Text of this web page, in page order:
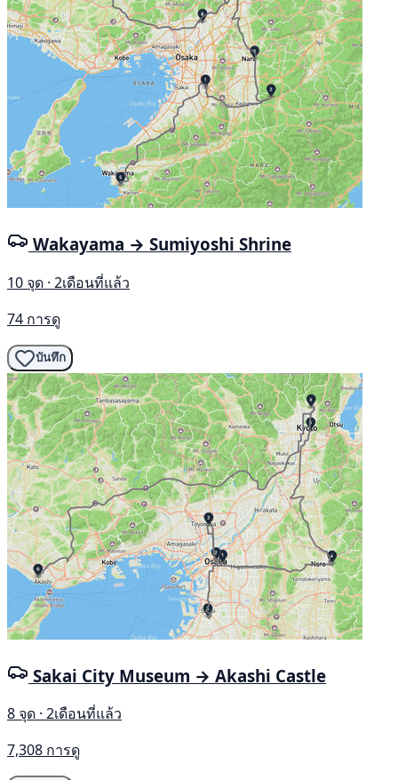
Wakayama → Sumiyoshi Shrine
10 จุด · 2เดือนที่แล้ว
74 การดู
บันทึก
Sakai City Museum → Akashi Castle
8 จุด · 2เดือนที่แล้ว
7,308 การดู